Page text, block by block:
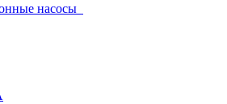
насосы